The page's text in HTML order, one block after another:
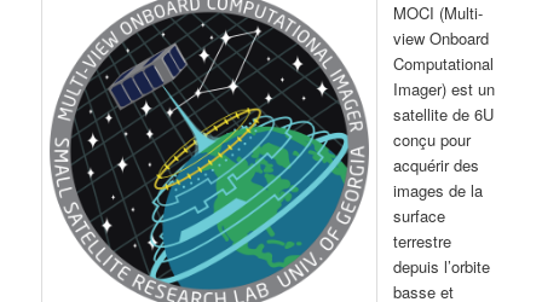
MOCI (Multi-
view Onboard
Computational
Imager) est un
satellite de 6U
conçu pour
acquérir des
images de la
surface
terrestre
depuis l’orbite
basse et